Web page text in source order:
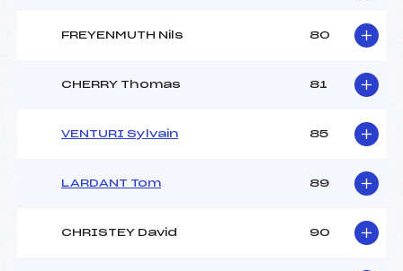
FREYENMUTH Nils 80
CHERRY Thomas 81
VENTURI Sylvain 85
LARDANT Tom 89
CHRISTEY David 90